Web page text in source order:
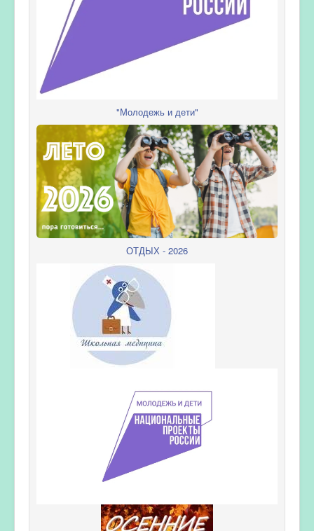
"Молодежь и дети"
ОТДЫХ - 2026